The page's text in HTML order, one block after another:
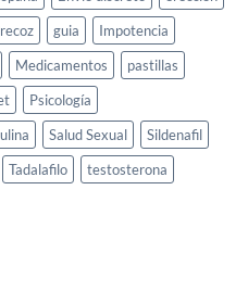
guia
Impotencia
Medicamentos
pastillas
Psicología
Salud Sexual
Sildenafil
Tadalafilo
testosterona